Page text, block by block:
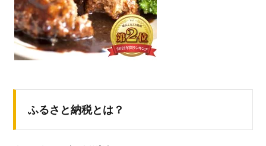
ふるさと納税とは？